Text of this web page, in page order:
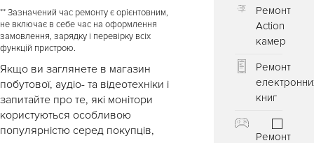
** Зазначений час ремонту є орієнтовним,
не включає в себе час на оформлення
замовлення, зарядку і перевірку всіх
функцій пристрою.
Якщо ви заглянете в магазин
побутової, аудіо- та відеотехніки і
запитайте про те, які монітори
користуються особливою
популярністю серед покупців,
Ремонт
Action
камер
Ремонт
книг
Ремонт